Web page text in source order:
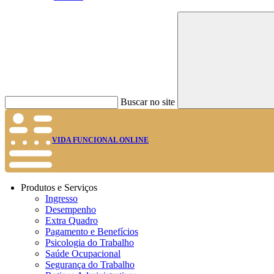
Buscar no site
VIDA FUNCIONAL ONLINE
Produtos e Serviços
Ingresso
Desempenho
Extra Quadro
Pagamento e Benefícios
Psicologia do Trabalho
Saúde Ocupacional
Segurança do Trabalho